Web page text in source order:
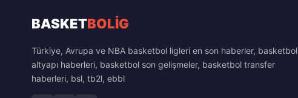
BASKETBOLİG
Türkiye, Avrupa ve NBA basketbol ligleri en son haberler, basketbol
altyapı haberleri, basketbol son gelişmeler, basketbol transfer
haberleri, bsl, tb2l, ebbl